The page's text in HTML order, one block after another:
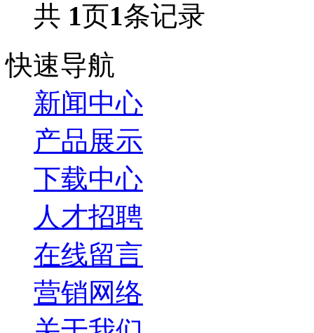
共 1页1条记录
快速导航
新闻中心
产品展示
下载中心
人才招聘
在线留言
营销网络